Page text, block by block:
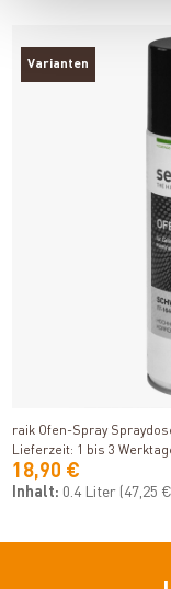
Varianten
raik Ofen-Spray
Lieferzeit: 1 bis 3
18,90 €
Inhalt: 0.4 Liter (47,25